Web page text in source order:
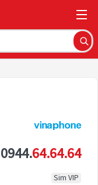
0944.64.64.64
Sim VIP